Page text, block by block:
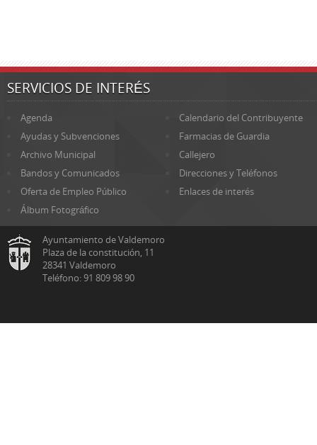
SERVICIOS DE INTERÉS
Agenda
Calendario del Contribuyente
Ayudas y Subvenciones
Farmacias de Guardia
Archivo Municipal
Callejero
Bandos y Comunicados
Direcciones y Teléfonos
Oferta de Empleo Público
Enlaces de interés
Álbum Fotográfico
Ayuntamiento de Valdemoro
Plaza de la constitución, 11
28341 Valdemoro
Teléfono: 91 809 98 90